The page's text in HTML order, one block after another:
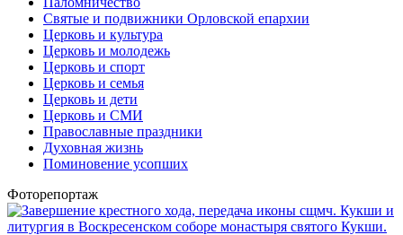
Святые и подвижники Орловской епархии
Церковь и культура
Церковь и молодежь
Церковь и спорт
Церковь и семья
Церковь и дети
Церковь и СМИ
Православные праздники
Духовная жизнь
Поминовение усопших
Фоторепортаж